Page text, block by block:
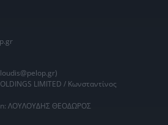
LIMITED / Κωνσταντίνος
ΛΟΥΛΟΥΔΗΣ ΘΕΟΔΩΡΟΣ